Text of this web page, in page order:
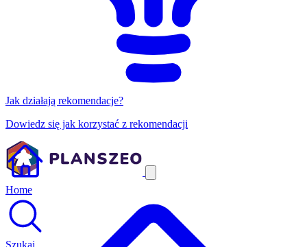
Jak działają rekomendacje?
Dowiedz się jak korzystać z rekomendacji
Home
Szukaj